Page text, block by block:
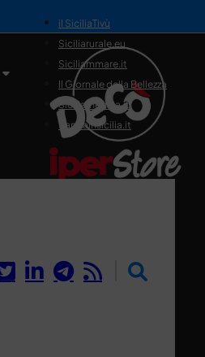
il SiciliaTivù
Siciliarurale.eu
Siciliammare.it
Il Giornale della Bellezza
Siciliamedica.it
Sanitainsicilia.it